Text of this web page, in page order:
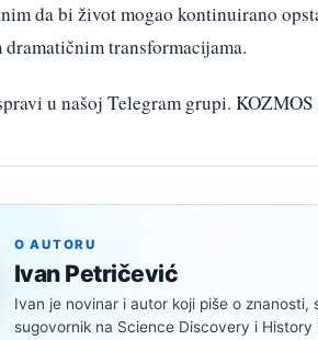
da bi život mogao kontinuirano
transformacijama.
u našoj Telegram grupi.
O AUTORU
Ivan Petričević
Ivan je novinar i autor koji piše o
sugovornik na Science Discovery i